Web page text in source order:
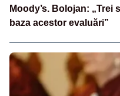
Moody’s. Bolojan:
baza acestor evaluări”